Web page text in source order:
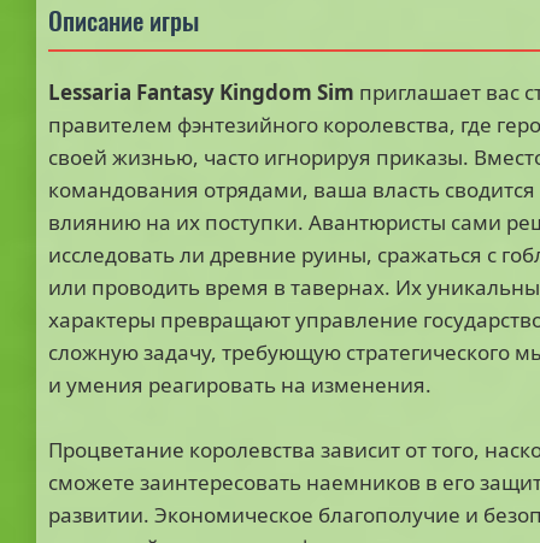
Описание игры
Lessaria Fantasy Kingdom Sim приглашает вас
правителем фэнтезийного королевства, где
своей жизнью, часто игнорируя приказы.
командования отрядами, ваша власть сводится
влиянию на их поступки. Авантюристы сами
исследовать ли древние руины, сражаться с
или проводить время в тавернах. Их
характеры превращают управление
сложную задачу, требующую стратегического
и умения реагировать на изменения.
Процветание королевства зависит от того,
сможете заинтересовать наемников в его
развитии. Экономическое благополучие и